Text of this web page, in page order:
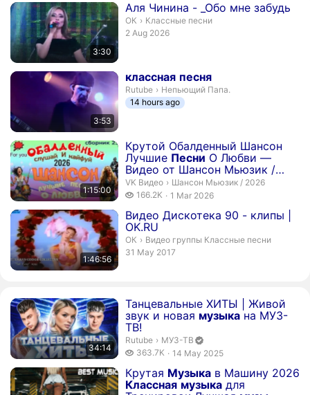
3:30
Аля Чинина - _Обо мне забудь
Duration 3 minutes 30 seconds
ОК › Классные песни.
Классные песни
publication date
2 Aug 2026
3:53
классная песня
Duration 3 minutes 53 seconds
Rutube › Непьющий Папа..
Непьющий Папа.
14 hours ago
1:15:00
Крутой Обалденный Шансон
Лучшие Песни О Любви —
Видео от Шансон Мьюзик /
2026
Duration 1 hour 15 minutes
VK Видео › Шансон Мьюзик / 2026.
Шансон Мьюзик / 2026
166.2K
166.2 thousand views
1 Mar 2026
1:46:56
Видео Дискотека 90 - клипы |
OK.RU
Duration 1 hour 46 minutes 56 seconds
ОК › Видео группы Классные песни.
Видео группы Классные песни
publication date
31 May 2017
34:14
Танцевальные ХИТЫ | Живой
звук и новая музыка на МУЗ-
ТВ!
Duration 34 minutes 14 seconds
Rutube › МУЗ-ТВ. Channel verified
МУЗ-ТВ
363.7K
363.7 thousand views
14 May 2025
Крутая Музыка в Машину 2026
Классная музыка для
Duration 1 hour 5 minutes 18 seconds